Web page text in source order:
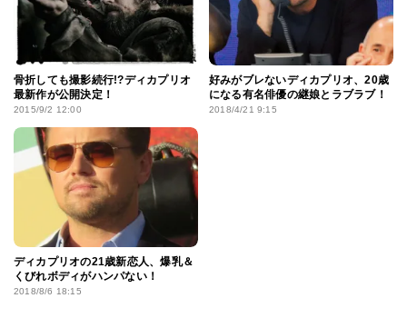
骨折しても撮影続行!?ディカプリオ
最新作が公開決定！
2015/9/2 12:00
好みがブレないディカプリオ、20歳
になる有名俳優の継娘とラブラブ！
2018/4/21 9:15
ディカプリオの21歳新恋人、爆乳＆
くびれボディがハンパない！
2018/8/6 18:15